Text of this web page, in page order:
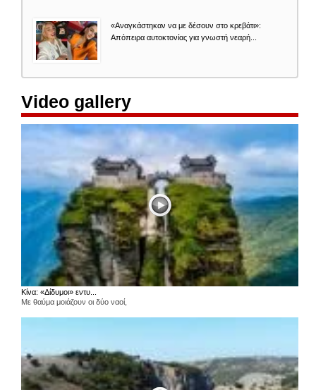
«Αναγκάστηκαν να με δέσουν στο κρεβάτι»:
Απόπειρα αυτοκτονίας για γνωστή νεαρή...
Video gallery
Κίνα: «Δίδυμοι» εντυ...
Με θαύμα μοιάζουν οι δύο ναοί,